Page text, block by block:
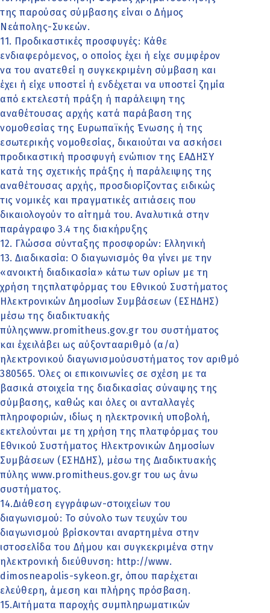
της παρούσας σύμβασης είναι ο Δήμος
Νεάπολης-Συκεών.
11. Προδικαστικές προσφυγές: Κάθε
ενδιαφερόμενος, ο οποίος έχει ή είχε συμφέρον
να του ανατεθεί η συγκεκριμένη σύμβαση και
έχει ή είχε υποστεί ή ενδέχεται να υποστεί ζημία
από εκτελεστή πράξη ή παράλειψη της
αναθέτουσας αρχής κατά παράβαση της
νομοθεσίας της Ευρωπαϊκής Ένωσης ή της
εσωτερικής νομοθεσίας, δικαιούται να ασκήσει
προδικαστική προσφυγή ενώπιον της ΕΑΔΗΣΥ
κατά της σχετικής πράξης ή παράλειψης της
αναθέτουσας αρχής, προσδιορίζοντας ειδικώς
τις νομικές και πραγματικές αιτιάσεις που
δικαιολογούν το αίτημά του. Αναλυτικά στην
παράγραφο 3.4 της διακήρυξης
12. Γλώσσα σύνταξης προσφορών: Ελληνική
13. Διαδικασία: Ο διαγωνισμός θα γίνει με την
«ανοικτή διαδικασία» κάτω των ορίων με τη
χρήση τηςπλατφόρμας του Εθνικού Συστήματος
Ηλεκτρονικών Δημοσίων Συμβάσεων (ΕΣΗΔΗΣ)
μέσω της διαδικτυακής
πύληςwww.promitheus.gov.gr του συστήματος
και έχειλάβει ως αύξοντααριθµό (α/α)
ηλεκτρονικού διαγωνισµούσυστήµατος τον αριθµό
380565. Όλες οι επικοινωνίες σε σχέση με τα
βασικά στοιχεία της διαδικασίας σύναψης της
σύμβασης, καθώς και όλες οι ανταλλαγές
πληροφοριών, ιδίως η ηλεκτρονική υποβολή,
εκτελούνται με τη χρήση της πλατφόρμας του
Εθνικού Συστήματος Ηλεκτρονικών Δημοσίων
Συμβάσεων (ΕΣΗΔΗΣ), μέσω της Διαδικτυακής
πύλης www.promitheus.gov.gr του ως άνω
συστήματος.
14.Διάθεση εγγράφων-στοιχείων του
διαγωνισμού: Το σύνολο των τευχών του
διαγωνισμού βρίσκονται αναρτημένα στην
ιστοσελίδα του Δήμου και συγκεκριμένα στην
ηλεκτρονική διεύθυνση: http://www.
dimosneapolis-sykeon.gr, όπου παρέχεται
ελεύθερη, άμεση και πλήρης πρόσβαση.
15.Αιτήματα παροχής συμπληρωματικών